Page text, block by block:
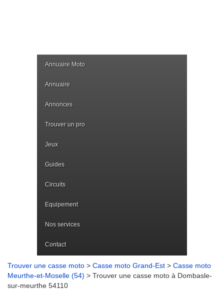
Annuaire Moto
Annuaire
Annonces
Trouver un pro
Jeux
Guides
Circuits
Equipement
Nos services
Contact
Trouver une casse moto > Casse moto Grand-Est > Casse moto
Meurthe-et-Moselle (54) > Trouver une casse moto à Dombasle-
sur-meurthe 54110